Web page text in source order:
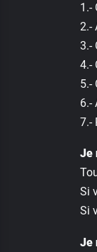
1.-
2.-
3.-
4.-
5.-
6.-
7.-
Je
Si
Si
Je